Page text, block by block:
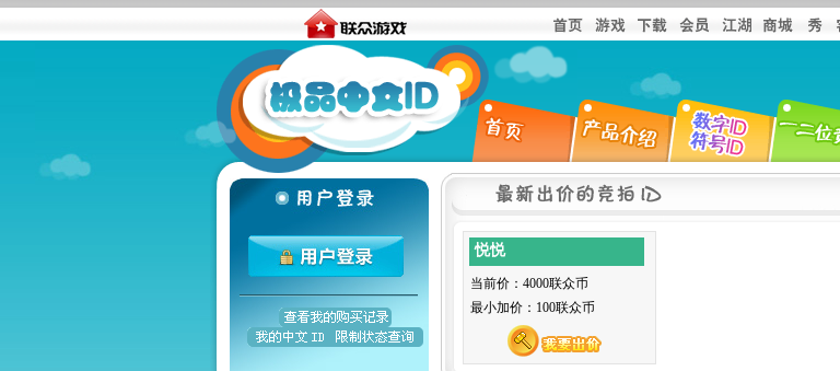
悦悦
当前价：4000联众币
最小加价：100联众币